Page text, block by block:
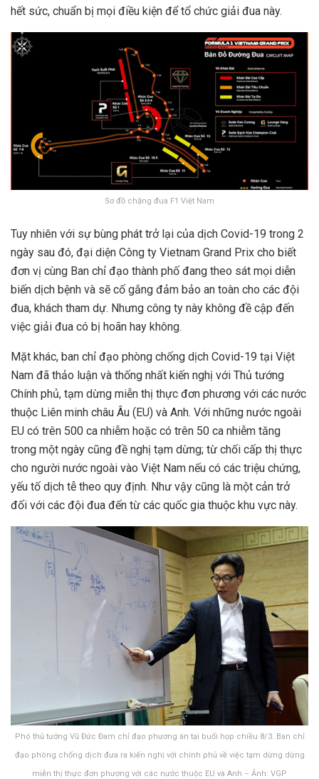
hết sức, chuẩn bị mọi điều kiện để tổ chức giải đua này.
Sơ đồ chặng đua F1 Việt Nam
Tuy nhiên với sự bùng phát trở lại của dịch Covid-19 trong 2
ngày sau đó, đại diện Công ty Vietnam Grand Prix cho biết
đơn vị cùng Ban chỉ đạo thành phố đang theo sát mọi diễn
biến dịch bệnh và sẽ cố gắng đảm bảo an toàn cho các đội
đua, khách tham dự. Nhưng công ty này không đề cập đến
việc giải đua có bị hoãn hay không.
Mặt khác, ban chỉ đạo phòng chống dịch Covid-19 tại Việt
Nam đã thảo luận và thống nhất kiến nghị với Thủ tướng
Chính phủ, tạm dừng miễn thị thực đơn phương với các nước
thuộc Liên minh châu Âu (EU) và Anh. Với những nước ngoài
EU có trên 500 ca nhiễm hoặc có trên 50 ca nhiễm tăng
trong một ngày cũng đề nghị tạm dừng; từ chối cấp thị thực
cho người nước ngoài vào Việt Nam nếu có các triệu chứng,
yếu tố dịch tễ theo quy định. Như vậy cũng là một cản trở
đối với các đội đua đến từ các quốc gia thuộc khu vực này.
Phó thủ tướng Vũ Đức Đam chỉ đạo phương án tại buổi họp chiều 8/3. Ban chỉ
đạo phòng chống dịch đưa ra kiến nghị với chính phủ về việc tạm dừng dừng
miễn thị thực đơn phương với các nước thuộc EU và Anh – Ảnh: VGP